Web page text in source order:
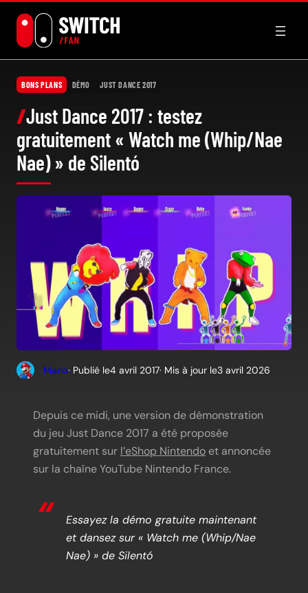
contenu
BONS PLANS DÉMO JUST DANCE 2017
Just Dance 2017 : testez
gratuitement « Watch me (Whip/Nae
Nae) » de Silentó
Mario· Publié le4 avril 2017· Mis à jour le3 avril 2026
Depuis ce midi, une version de démonstration
du jeu Just Dance 2017 a été proposée
gratuitement sur l’eShop Nintendo et annoncée
sur la chaîne YouTube Nintendo France.
Essayez la démo gratuite maintenant
et dansez sur « Watch me (Whip/Nae
Nae) » de Silentó